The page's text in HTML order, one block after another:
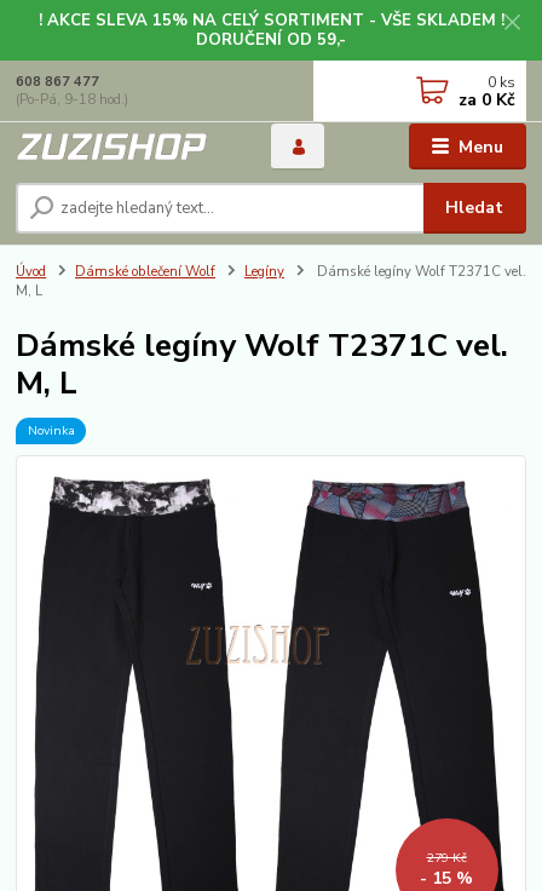
! AKCE SLEVA 15% NA CELÝ SORTIMENT - VŠE SKLADEM !
DORUČENÍ OD 59,-
Menu
Hledat
608 867 477
(Po-Pá, 9-18 hod.)
0 ks
za 0 Kč
Úvod Dámské oblečení Wolf Legíny
Dámské legíny Wolf T2371C vel.
M, L
Dámské legíny Wolf T2371C vel.
M, L
Novinka
279 Kč
- 15 %